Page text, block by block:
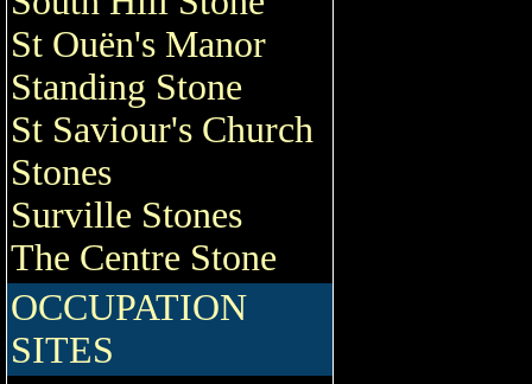
St Ouën's Manor
Standing Stone
St Saviour's Church
Stones
Surville Stones
The Centre Stone
OCCUPATION
SITES